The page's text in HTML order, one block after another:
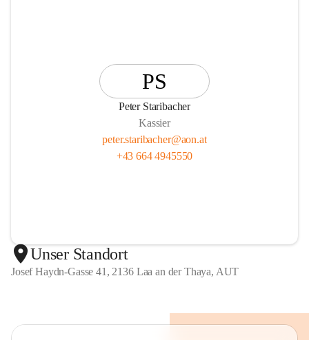
PS
Peter Staribacher
Kassier
peter.staribacher@aon.at
+43 664 4945550
Unser Standort
Josef Haydn-Gasse 41, 2136 Laa an der Thaya, AUT